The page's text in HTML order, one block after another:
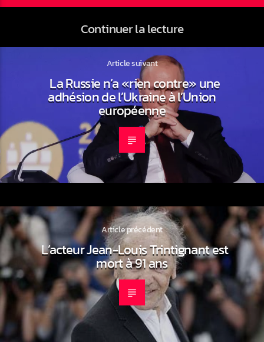
Continuer la lecture
Article suivant
La Russie n’a «rien contre» une
adhésion de l’Ukraine à l’Union
européenne
Article précédent
L’acteur Jean-Louis Trintignant est
mort à 91 ans